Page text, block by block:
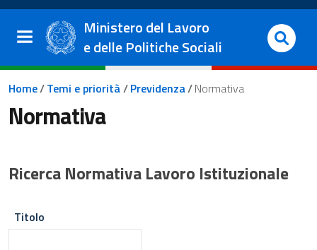
Salta al contenuto principale
Vai al footer
Ministero del Lavoro
e delle Politiche Sociali
Briciole di pane
Home/Temi e priorità/Previdenza/Normativa
Normativa
Ricerca Normativa Lavoro Istituzionale
Titolo